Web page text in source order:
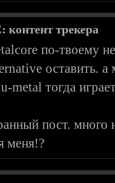
контент трекера
по-твоему
оставить. а
metal тогда
пост. много
меня!?